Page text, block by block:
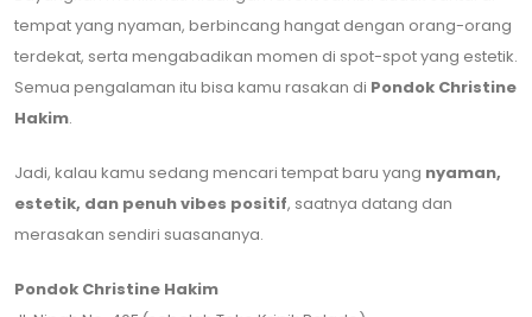
tempat yang nyaman, berbincang hangat dengan orang-orang
terdekat, serta mengabadikan momen di spot-spot yang estetik.
Semua pengalaman itu bisa kamu rasakan di Pondok Christine
Hakim.
Jadi, kalau kamu sedang mencari tempat baru yang nyaman,
estetik, dan penuh vibes positif, saatnya datang dan
merasakan sendiri suasananya.
Pondok Christine Hakim